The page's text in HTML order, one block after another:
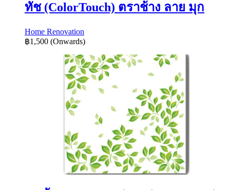
ทัช (ColorTouch) ตราช้าง ลาย มุก
Home Renovation
฿1,500 (Onwards)